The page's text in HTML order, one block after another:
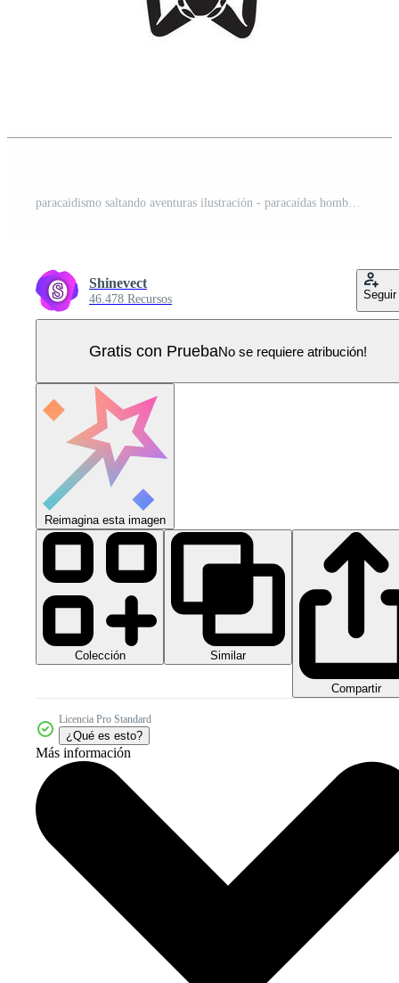
paracaidismo saltando aventuras ilustración - paracaídas hombre silueta - paracaidismo clipart en negro y blanco Vector Pro
Shinevect
46.478 Recursos Seguir
Gratis con PruebaNo se requiere atribución!
Reimagina esta imagen
Colección Similar
Compartir
Licencia Pro Standard
¿Qué es esto?
Más información